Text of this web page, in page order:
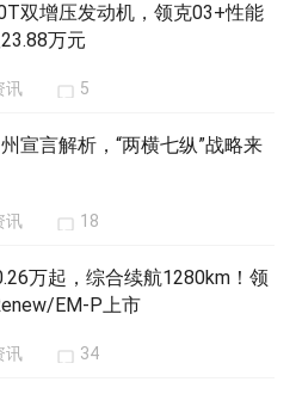
双增压发动机，领克03+性能
万元
讯 5
宣言解析，“两横七纵”战略来
讯 18
万起，综合续航1280km！领
EM-P上市
讯 34